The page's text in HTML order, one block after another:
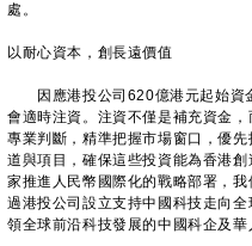
處。
以耐心資本，創長遠價值
因應港投公司620億港元起始資
會適時注資。注資不僅是補充資金
專業判斷，精準把握市場窗口，優
道與項目，確保這些投資能為香港
家推進人民幣國際化的戰略部署，
過港投公司設立支持中國科技走向
領全球前沿科技發展的中國科企及華